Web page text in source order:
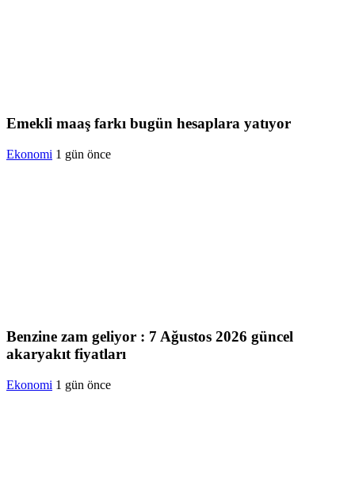
Emekli maaş farkı bugün hesaplara yatıyor
Ekonomi 1 gün önce
Benzine zam geliyor : 7 Ağustos 2026 güncel
akaryakıt fiyatları
Ekonomi 1 gün önce